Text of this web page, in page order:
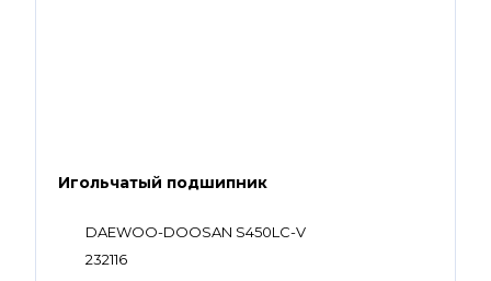
Игольчатый подшипник
DAEWOO-DOOSAN S450LC-V
232116